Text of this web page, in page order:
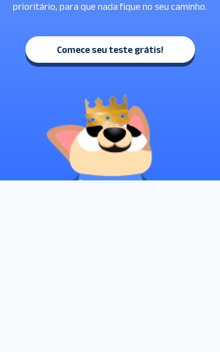
prioritário, para que nada fique no seu caminho.
Comece seu teste grátis!